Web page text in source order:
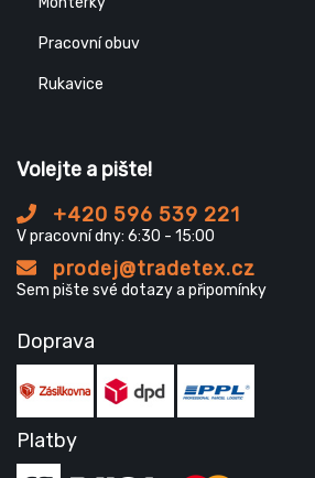
Pracovní obuv
Rukavice
Volejte a pište!
+420 596 539 221
V pracovní dny: 6:30 - 15:00
prodej@tradetex.cz
Sem pište své dotazy a připomínky
Doprava
Platby